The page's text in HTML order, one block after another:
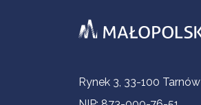
Contact Information
Rynek 3, 33-100 Tarnów